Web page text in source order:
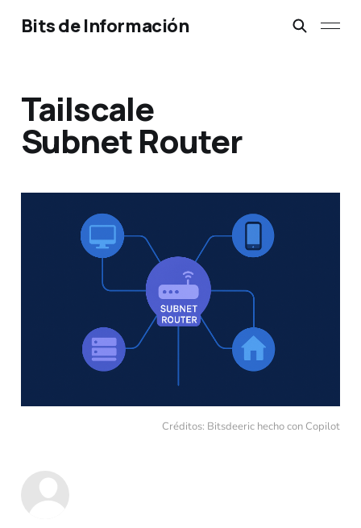
Bits de Información
Tailscale
Subnet Router
Créditos: Bitsdeeric hecho con Copilot